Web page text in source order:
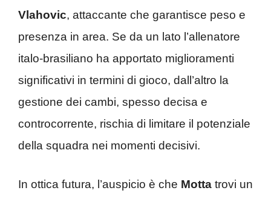
Vlahovic, attaccante che garantisce peso e
presenza in area. Se da un lato l’allenatore
italo-brasiliano ha apportato miglioramenti
significativi in termini di gioco, dall’altro la
gestione dei cambi, spesso decisa e
controcorrente, rischia di limitare il potenziale
della squadra nei momenti decisivi.
In ottica futura, l’auspicio è che Motta trovi un